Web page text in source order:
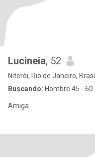
Lucineia, 52
Niterói, Rio de Janeiro, Brasil
Buscando: Hombre 45 - 60
Amiga